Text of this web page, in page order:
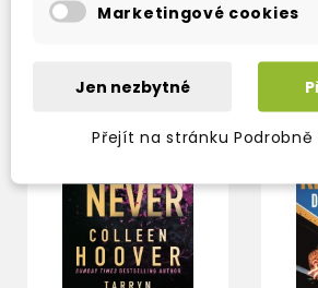
329 Kč -15% 280 Kč 299 Kč
Marketingové cookies
Jen nezbytné
Přejít na stránku Podrobně